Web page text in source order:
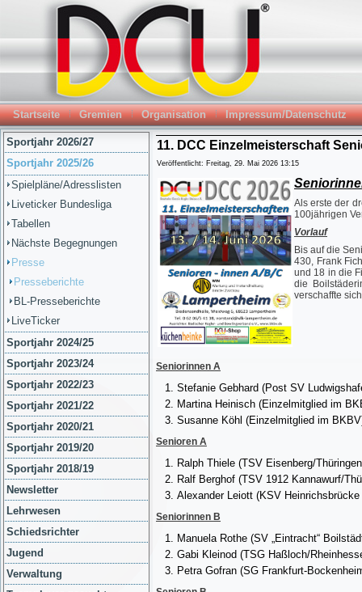
Startseite Gremien Organisation Impressum/Datenschutz
Sportjahr 2026/27
Sportjahr 2025/26
Spielpläne/Adresslisten
Liveticker Bundesliga
Tabellen
Nächste Begegnungen
Presse
Presseberichte
BL-Presseberichte
LiveTicker
Sportjahr 2024/25
Sportjahr 2023/24
Sportjahr 2022/23
Sportjahr 2021/22
Sportjahr 2020/21
Sportjahr 2019/20
Sportjahr 2018/19
Newsletter
Lehrwesen
Schiedsrichter
Jugend
Verwaltung
11. DCC Einzelmeisterschaft
Veröffentlicht: Freitag, 29. Mai 2026 13:15
Als erste der
100jährigen
Vorlauf
Bis auf die
430, Frank
und 18 in die
die
verschaffte
Seniorinnen A
Stefanie Gebhard (Post SV
Martina Heinisch (Einzelmitglied im
Susanne Köhl (Einzelmitglied im
Senioren A
Ralph Thiele (TSV Eisenberg/
Ralf Berghof (TSV 1912 Kannawurf/
Alexander Leiott (KSV
Seniorinnen B
Manuela Rothe (SV „Eintracht“
Gabi Kleinod (TSG Haßloch/
Petra Gofran (SG Frankfurt-